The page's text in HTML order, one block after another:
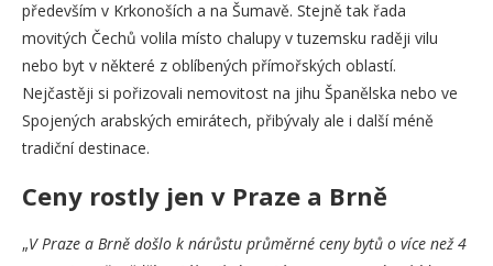
především v Krkonoších a na Šumavě. Stejně tak řada
movitých Čechů volila místo chalupy v tuzemsku raději vilu
nebo byt v některé z oblíbených přímořských oblastí.
Nejčastěji si pořizovali nemovitost na jihu Španělska nebo ve
Spojených arabských emirátech, přibývaly ale i další méně
tradiční destinace.
Ceny rostly jen v Praze a Brně
„V Praze a Brně došlo k nárůstu průměrné ceny bytů o více než 4